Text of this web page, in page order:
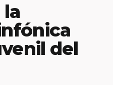
la
del